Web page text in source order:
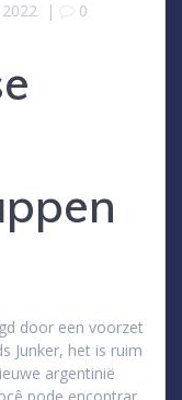
| 0
door een voorzet
Junker, het is ruim
argentinië
pode encontrar